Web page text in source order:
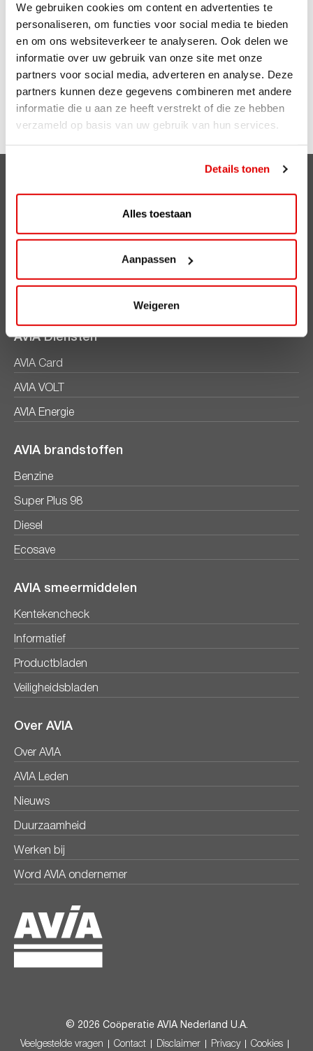
We gebruiken cookies om content en advertenties te
personaliseren, om functies voor social media te bieden
en om ons websiteverkeer te analyseren. Ook delen we
informatie over uw gebruik van onze site met onze
partners voor social media, adverteren en analyse. Deze
partners kunnen deze gegevens combineren met andere
informatie die u aan ze heeft verstrekt of die ze hebben
verzameld op basis van uw gebruik van hun services.
Details tonen
Alles toestaan
Aanpassen
Weigeren
bemande als onbemande tankstations van AVIA. Voor
iedere liter krijg je 1 punt. Ook op je aankopen in de shop
ontvang je punten. Zo is iedere bestede euro 1 punt
waard. En op je verjaardag kun je rekenen op leuke
extra’s!
ViaAVIA
AVIA Diensten
AVIA Card
AVIA VOLT
AVIA Energie
AVIA brandstoffen
Benzine
Super Plus 98
Diesel
Ecosave
AVIA smeermiddelen
Kentekencheck
Informatief
Productbladen
Veiligheidsbladen
Over AVIA
Over AVIA
AVIA Leden
Nieuws
Duurzaamheid
Werken bij
Word AVIA ondernemer
© 2026 Coöperatie AVIA Nederland U.A.
Veelgestelde vragen Contact Disclaimer Privacy Cookies